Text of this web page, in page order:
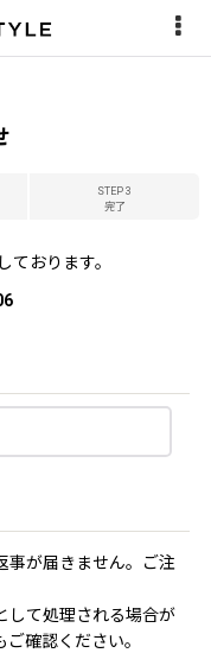
STEP 3
完了
ております。
事が届きません。ご注
して処理される場合が
確認ください。